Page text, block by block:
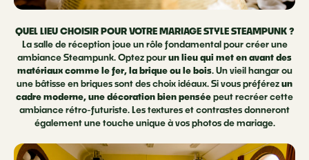
QUEL LIEU CHOISIR POUR VOTRE MARIAGE STYLE STEAMPUNK ?
La salle de réception joue un rôle fondamental pour créer une
ambiance Steampunk. Optez pourunlieu qui met en avant des
matériaux comme le fer, la brique ou le bois. Un vieil hangar ou
une bâtisse en briques sont des choix idéaux. Si vous préférezun
cadre moderne, une décoration bien penséepeut recréer cette
ambiance rétro-futuriste. Les textures et contrastes donneront
également une touche unique à vos photos de mariage.